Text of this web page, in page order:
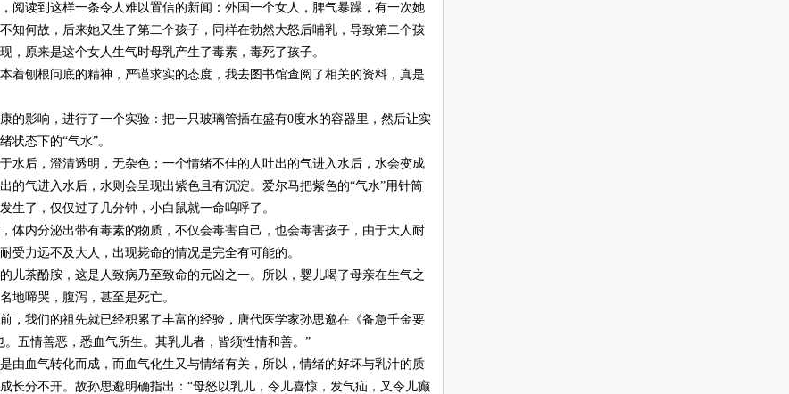
阅读到这样一条令人难以置信的新闻：外国一个女人，脾气暴躁，有一次她
知何故，后来她又生了第二个孩子，同样在勃然大怒后哺乳，导致第二个孩
，原来是这个女人生气时母乳产生了毒素，毒死了孩子。
着刨根问底的精神，严谨求实的态度，我去图书馆查阅了相关的资料，真是
的影响，进行了一个实验：把一只玻璃管插在盛有0度水的容器里，然后让实
状态下的“气水”。
水后，澄清透明，无杂色；一个情绪不佳的人吐出的气进入水后，水会变成
的气进入水后，水则会呈现出紫色且有沉淀。爱尔马把紫色的“气水”用针筒
生了，仅仅过了几分钟，小白鼠就一命呜呼了。
体内分泌出带有毒素的物质，不仅会毒害自己，也会毒害孩子，由于大人耐
受力远不及大人，出现毙命的情况是完全有可能的。
儿茶酚胺，这是人致病乃至致命的元凶之一。所以，婴儿喝了母亲在生气之
地啼哭，腹泻，甚至是死亡。
，我们的祖先就已经积累了丰富的经验，唐代医学家孙思邈在《备急千金要
五情善恶，悉血气所生。其乳儿者，皆须性情和善。”
由血气转化而成，而血气化生又与情绪有关，所以，情绪的好坏与乳汁的质
长分不开。故孙思邈明确指出：“母怒以乳儿，令儿喜惊，发气疝，又令儿癫